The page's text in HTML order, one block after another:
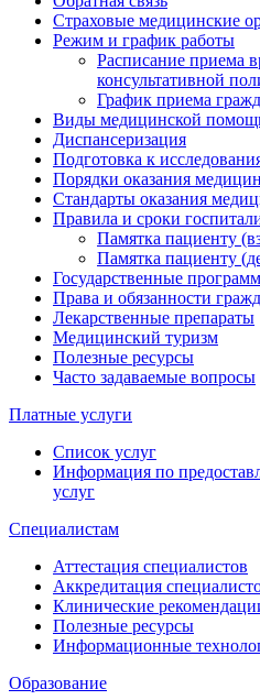
Страховые медицинские
Режим и график работы
Расписание приема
консультативной
График приема
Виды медицинской
Диспансеризация
Подготовка к
Порядки оказания
Стандарты оказания
Правила и сроки
Памятка пациенту
Памятка пациенту
Государственные
Права и обязанности
Лекарственные препараты
Медицинский туризм
Полезные ресурсы
Часто задаваемые вопросы
Платные услуги
Список услуг
Информация по
услуг
Специалистам
Аттестация специалистов
Аккредитация
Клинические
Полезные ресурсы
Информационные
Образование